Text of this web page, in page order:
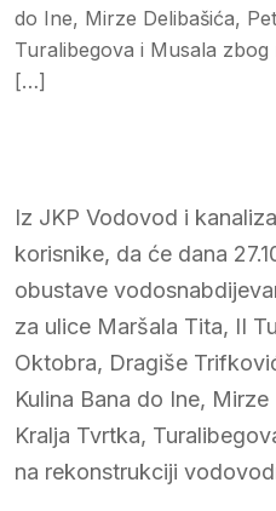
do Ine, Mirze Delibašića,
Turalibegova i Musala
[…]
Iz JKP Vodovod i
korisnike, da će dana
obustave
za ulice Maršala Tita, II
Oktobra, Dragiše
Kulina Bana do Ine,
Kralja Tvrtka,
na rekonstrukciji